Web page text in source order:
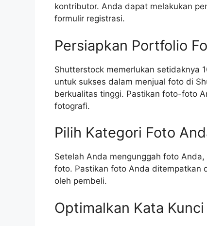
kontributor. Anda dapat melakukan
formulir registrasi.
Persiapkan Portfolio
Shutterstock memerlukan setidaknya
untuk sukses dalam menjual foto di
berkualitas tinggi. Pastikan foto-foto
fotografi.
Pilih Kategori Foto
Setelah Anda mengunggah foto
foto. Pastikan foto Anda ditempatkan
oleh pembeli.
Optimalkan Kata